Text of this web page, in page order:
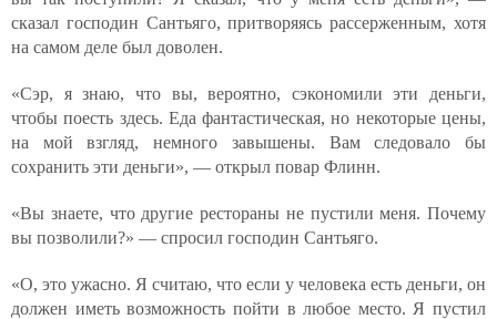
сказал господин Сантьяго, притворяясь рассерженным, хотя
на самом деле был доволен.
«Сэр, я знаю, что вы, вероятно, сэкономили эти деньги,
чтобы поесть здесь. Еда фантастическая, но некоторые цены,
на мой взгляд, немного завышены. Вам следовало бы
сохранить эти деньги», — открыл повар Флинн.
«Вы знаете, что другие рестораны не пустили меня. Почему
вы позволили?» — спросил господин Сантьяго.
«О, это ужасно. Я считаю, что если у человека есть деньги, он
должен иметь возможность пойти в любое место. Я пустил